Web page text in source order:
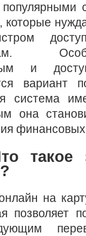
которые
и
вариант
система
она
финансовых
такое
на
позволяет